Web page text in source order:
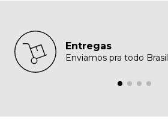
Entregas
Enviamos pra todo Brasil